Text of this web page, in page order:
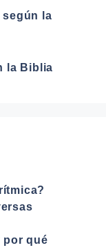
según la
la Biblia
por qué